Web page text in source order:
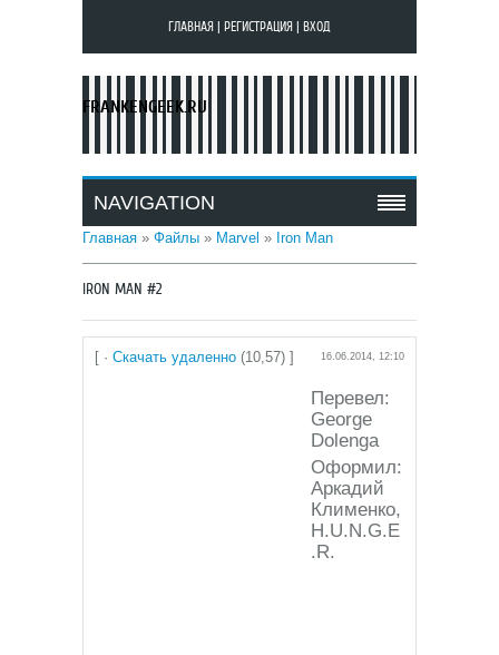
ГЛАВНАЯ РЕГИСТРАЦИЯ ВХОД
FRANKENGEEK.RU
NAVIGATION
Главная » Файлы » Marvel » Iron Man
IRON MAN #2
[ · Скачать удаленно (10,57) ] 16.06.2014, 12:10
Перевел:
George
Dolenga
Оформил:
Аркадий
Клименко,
H.U.N.G.E
.R.